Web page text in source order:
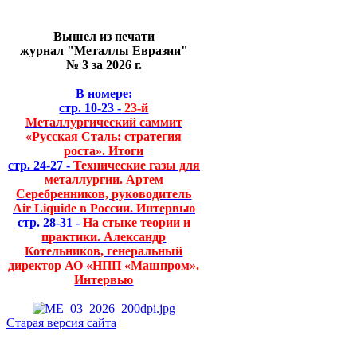
Вышел из печати
журнал "Металлы Евразии"
№ 3 за 2026 г.
В номере:
стр. 10-23 - 23-й
Металлургический саммит
«Русская Сталь: стратегия
роста». Итоги
стр. 24-27 - Технические газы для
металлургии. Артем
Серебренников, руководитель
Air Liquide в России. Интервью
стр. 28-31 - На стыке теории и
практики. Александр
Котельников, генеральный
директор АО «НПП «Машпром».
Интервью
Старая версия сайта